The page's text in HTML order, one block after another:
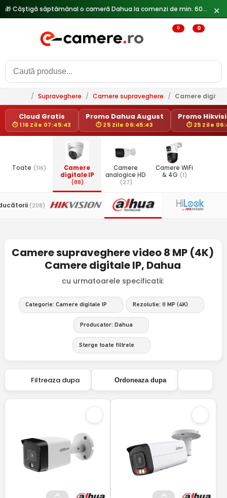
✕
0 0
/ Supraveghere / Camere supraveghere / Camere
Cloud Gratis
⏱ 116 Zile 07:45:43
Promo Dahua August
⏱ 25 Zile 06:45:43
Promo
⏱ 25 Zile
Toate (116)
Camere
digitale IP
(88)
Camere
analogice HD
(27)
Camere WiFi
& 4G (1)
(208)
Camere supraveghere video 8 MP (4K)
Camere digitale IP, Dahua
cu urmatoarele specificatii:
Categorie: Camere digitale IP Rezolutie: 8 MP (4K)
Producator: Dahua
Sterge toate filtrele
Filtreaza dupa Ordoneaza dupa